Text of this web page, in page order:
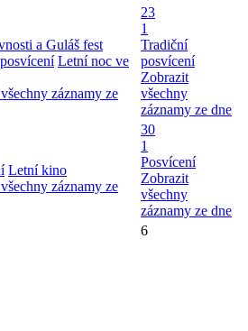
a Guláš fest
Letní noc ve
záznamy ze
23
1
Tradiční
posvícení
Zobrazit
všechny
záznamy ze dne
Letní kino
záznamy ze
30
1
Posvícení
Zobrazit
všechny
záznamy ze dne
6